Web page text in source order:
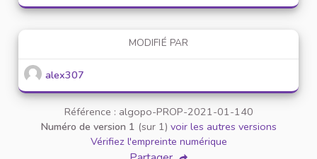
MODIFIÉ PAR
alex307
Référence : algopo-PROP-2021-01-140
Numéro de version 1 (sur 1) voir les autres versions
Vérifiez l'empreinte numérique